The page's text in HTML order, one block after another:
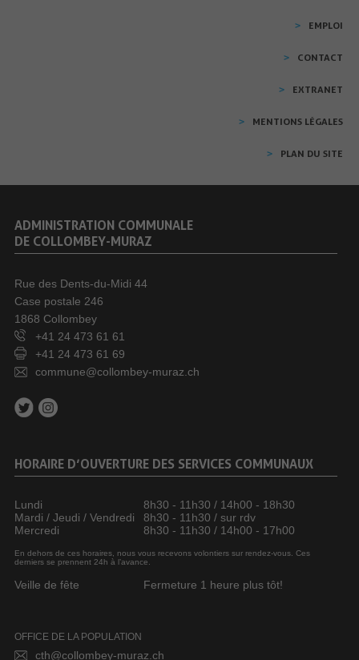
EMPLOI
CONTACT
EXTRANET
MENTIONS LÉGALES
PLAN DU SITE
ADMINISTRATION COMMUNALE
DE COLLOMBEY-MURAZ
Rue des Dents-du-Midi 44
Case postale 246
1868 Collombey
+41 24 473 61 61
+41 24 473 61 69
commune@collombey-muraz.ch
HORAIRE D’OUVERTURE DES SERVICES COMMUNAUX
Lundi
8h30 - 11h30 / 14h00 - 18h30
Mardi / Jeudi / Vendredi
8h30 - 11h30 / sur rdv
Mercredi
8h30 - 11h30 / 14h00 - 17h00
En dehors de ces horaires, nous vous recevons volontiers sur rendez-vous. Ces
derniers se prennent 24h à l’avance.
Veille de fête Fermeture 1 heure plus tôt!
OFFICE DE LA POPULATION
cth@collombey-muraz.ch